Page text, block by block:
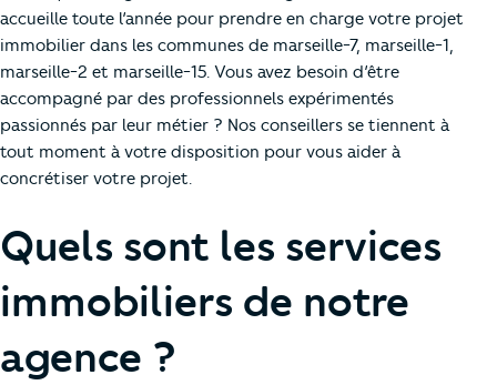
accueille toute l’année pour prendre en charge votre projet
immobilier dans les communes de marseille-7, marseille-1,
marseille-2 et marseille-15. Vous avez besoin d’être
accompagné par des professionnels expérimentés
passionnés par leur métier ? Nos conseillers se tiennent à
tout moment à votre disposition pour vous aider à
concrétiser votre projet.
Quels sont les services
immobiliers de notre
agence ?